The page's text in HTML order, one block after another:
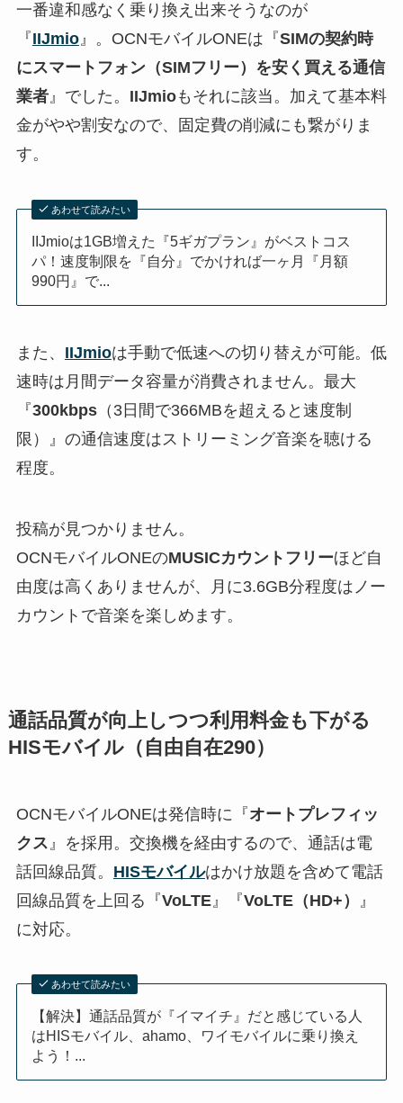
一番違和感なく乗り換え出来そうなのが
『IIJmio』。OCNモバイルONEは『SIMの契約時
にスマートフォン（SIMフリー）を安く買える通信
業者』でした。 IIJmioもそれに該当。加えて基本料
金がやや割安なので、固定費の削減にも繋がりま
す。
あわせて読みたい
IIJmioは1GB増えた『5ギガプラン』がベストコス
パ！速度制限を『自分』でかければ一ヶ月『月額
990円』で...
また、 IIJmioは手動で低速への切り替えが可能。低
速時は月間データ容量が消費されません。最大
『300kbps（3日間で366MBを超えると速度制
限）』の通信速度はストリーミング音楽を聴ける
程度。
投稿が見つかりません。
OCNモバイルONEのMUSICカウントフリーほど自
由度は高くありませんが、月に3.6GB分程度はノー
カウントで音楽を楽しめます。
通話品質が向上しつつ利用料金も下がる
HISモバイル（自由自在290）
OCNモバイルONEは発信時に『オートプレフィッ
クス 』を採用。交換機を経由するので、通話は電
話回線品質。 HISモバイルはかけ放題を含めて電話
回線品質を上回る『VoLTE』『VoLTE（HD+）
』
に対応。
あわせて読みたい
【解決】通話品質が『イマイチ』だと感じている人
はHISモバイル、ahamo、ワイモバイルに乗り換え
よう！...